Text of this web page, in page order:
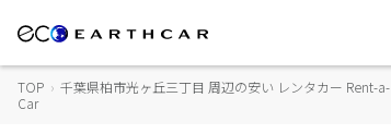
TOP › 千葉県柏市光ヶ丘三丁目 周辺の安い レンタカー Rent-a-
Car